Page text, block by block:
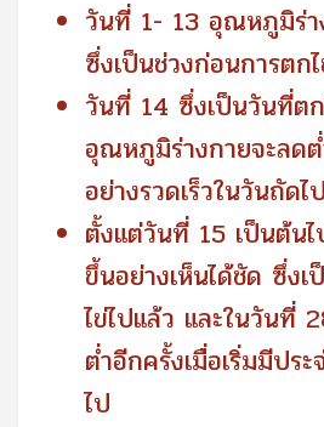
วันที่ 1- 13 อุณหภูมิร่า
ซึ่งเป็นช่วงก่อนการตก
วันที่ 14 ซึ่งเป็นวันที่ต
อุณหภูมิร่างกายจะลด
อย่างรวดเร็วในวันถัดไป
ตั้งแต่วันที่ 15 เป็นต้น
ขึ้นอย่างเห็นได้ชัด ซึ่ง
ไข่ไปแล้ว และในวัน
ต่ำอีกครั้งเมื่อเริ่มมีปร
ไป